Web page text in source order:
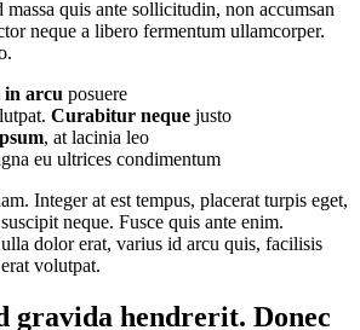
quis ante sollicitudin, non accumsan
neque a libero fermentum ullamcorper.
in arcu posuere
Curabitur neque justo
, at lacinia leo
eu ultrices condimentum
Integer at est tempus, placerat turpis eget,
neque. Fusce quis ante enim.
dolor erat, varius id arcu quis, facilisis
volutpat.
gravida hendrerit. Donec